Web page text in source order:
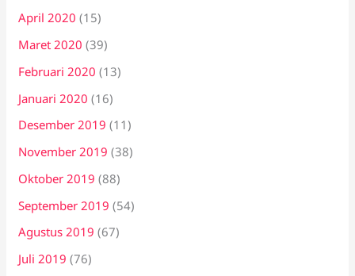
April 2020 (15)
Maret 2020 (39)
Februari 2020 (13)
Januari 2020 (16)
Desember 2019 (11)
November 2019 (38)
Oktober 2019 (88)
September 2019 (54)
Agustus 2019 (67)
Juli 2019 (76)